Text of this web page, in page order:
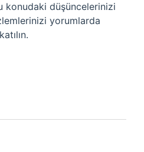
konudaki düşüncelerinizi
yorumlarda